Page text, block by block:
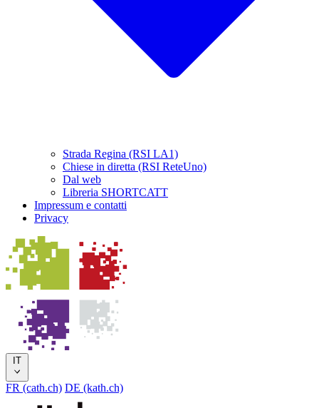
Strada Regina (RSI LA1)
Chiese in diretta (RSI ReteUno)
Dal web
Libreria SHORTCATT
Impressum e contatti
Privacy
IT
FR (cath.ch) DE (kath.ch)